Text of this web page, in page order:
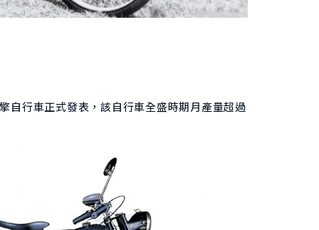
自行車正式發表，該自行車全盛時期月產量超過